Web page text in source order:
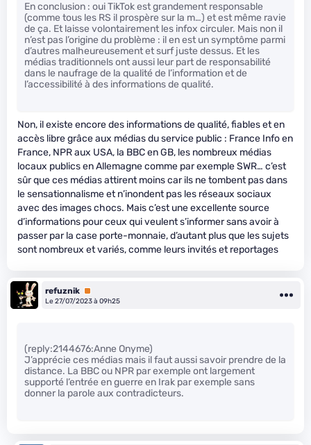
En conclusion : oui TikTok est grandement responsable
(comme tous les RS il prospère sur la m…) et est même ravie
de ça. Et laisse volontairement les infox circuler. Mais non il
n’est pas l’origine du problème : il en est un symptôme parmi
d’autres malheureusement et surf juste dessus. Et les
médias traditionnels ont aussi leur part de responsabilité
dans le naufrage de la qualité de l’information et de
l’accessibilité à des informations de qualité.
Non, il existe encore des informations de qualité, fiables et en
accès libre grâce aux médias du service public : France Info en
France, NPR aux USA, la BBC en GB, les nombreux médias
locaux publics en Allemagne comme par exemple SWR… c’est
sûr que ces médias attirent moins car ils ne tombent pas dans
le sensationnalisme et n’inondent pas les réseaux sociaux
avec des images chocs. Mais c’est une excellente source
d’informations pour ceux qui veulent s’informer sans avoir à
passer par la case porte-monnaie, d’autant plus que les sujets
sont nombreux et variés, comme leurs invités et reportages
refuznik Premium
Le 27/07/2023 à 09h25
(reply:2144676:Anne Onyme)
J’apprécie ces médias mais il faut aussi savoir prendre de la
distance. La BBC ou NPR par exemple ont largement
supporté l’entrée en guerre en Irak par exemple sans
donner la parole aux contradicteurs.